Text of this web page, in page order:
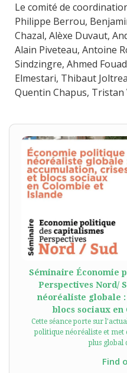
Le comité de
Philippe Berrou,
Chazal, Alèxe Duvaut,
Alain Piveteau, Antoine
Sindzingre, Ahmed
Elmestari, Thibaut
Quentin Chapus, Tristan
Séminaire Économie
Perspectives Nord/
néoréaliste globale
blocs sociaux en
Cette séance porte sur
politique néoréaliste et met
plus global
Find